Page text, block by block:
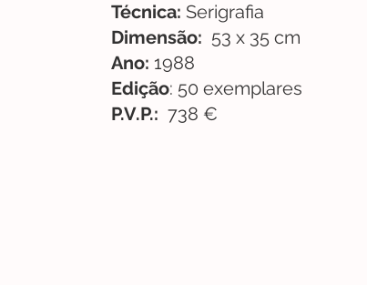
Técnica: Serigrafia
Dimensão: 53 x 35 cm
Ano: 1988
Edição: 50 exemplares
P.V.P.: 738 €